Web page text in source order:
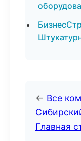
← Все
Главная